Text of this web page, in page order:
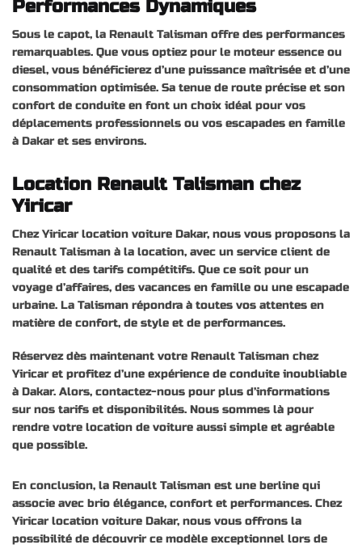
Performances Dynamiques
Sous le capot, la Renault Talisman offre des performances
remarquables. Que vous optiez pour le moteur essence ou
diesel, vous bénéficierez d’une puissance maîtrisée et d’une
consommation optimisée. Sa tenue de route précise et son
confort de conduite en font un choix idéal pour vos
déplacements professionnels ou vos escapades en famille
à Dakar et ses environs.
Location Renault Talisman chez
Yiricar
Chez Yiricar location voiture Dakar, nous vous proposons la
Renault Talisman à la location, avec un service client de
qualité et des tarifs compétitifs. Que ce soit pour un
voyage d’affaires, des vacances en famille ou une escapade
urbaine. La Talisman répondra à toutes vos attentes en
matière de confort, de style et de performances.
Réservez dès maintenant votre Renault Talisman chez
Yiricar et profitez d’une expérience de conduite inoubliable
à Dakar. Alors, contactez-nous pour plus d’informations
sur nos tarifs et disponibilités. Nous sommes là pour
rendre votre location de voiture aussi simple et agréable
que possible.
En conclusion, la Renault Talisman est une berline qui
associe avec brio élégance, confort et performances. Chez
Yiricar location voiture Dakar, nous vous offrons la
possibilité de découvrir ce modèle exceptionnel lors de